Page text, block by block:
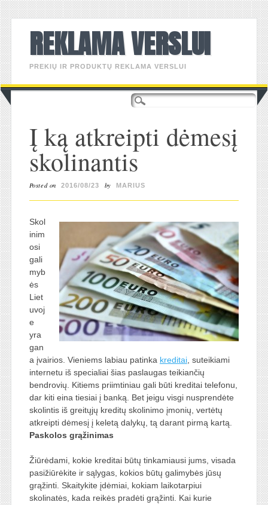
REKLAMA VERSLUI
PREKIŲ IR PRODUKTŲ REKLAMA VERSLUI
Main menu
Skip
to
Į ką atkreipti dėmesį
skolinantis
Posted on 2016/08/23 by MARIUS
Skol
inim
osi
gali
myb
ės
Liet
uvoj
e
yra
gan
a įvairios. Vieniems labiau patinka kreditai, suteikiami
internetu iš specialiai šias paslaugas teikiančių
bendrovių. Kitiems priimtiniau gali būti kreditai telefonu,
dar kiti eina tiesiai į banką. Bet jeigu visgi nusprendėte
skolintis iš greitųjų kreditų skolinimo įmonių, vertėtų
atkreipti dėmesį į keletą dalykų, tą darant pirmą kartą.
Paskolos grąžinimas
Žiūrėdami, kokie kreditai būtų tinkamiausi jums, visada
pasižiūrėkite ir sąlygas, kokios būtų galimybės jūsų
grąžinti. Skaitykite įdėmiai, kokiam laikotarpiui
skolinatės, kada reikės pradėti grąžinti. Kai kurie